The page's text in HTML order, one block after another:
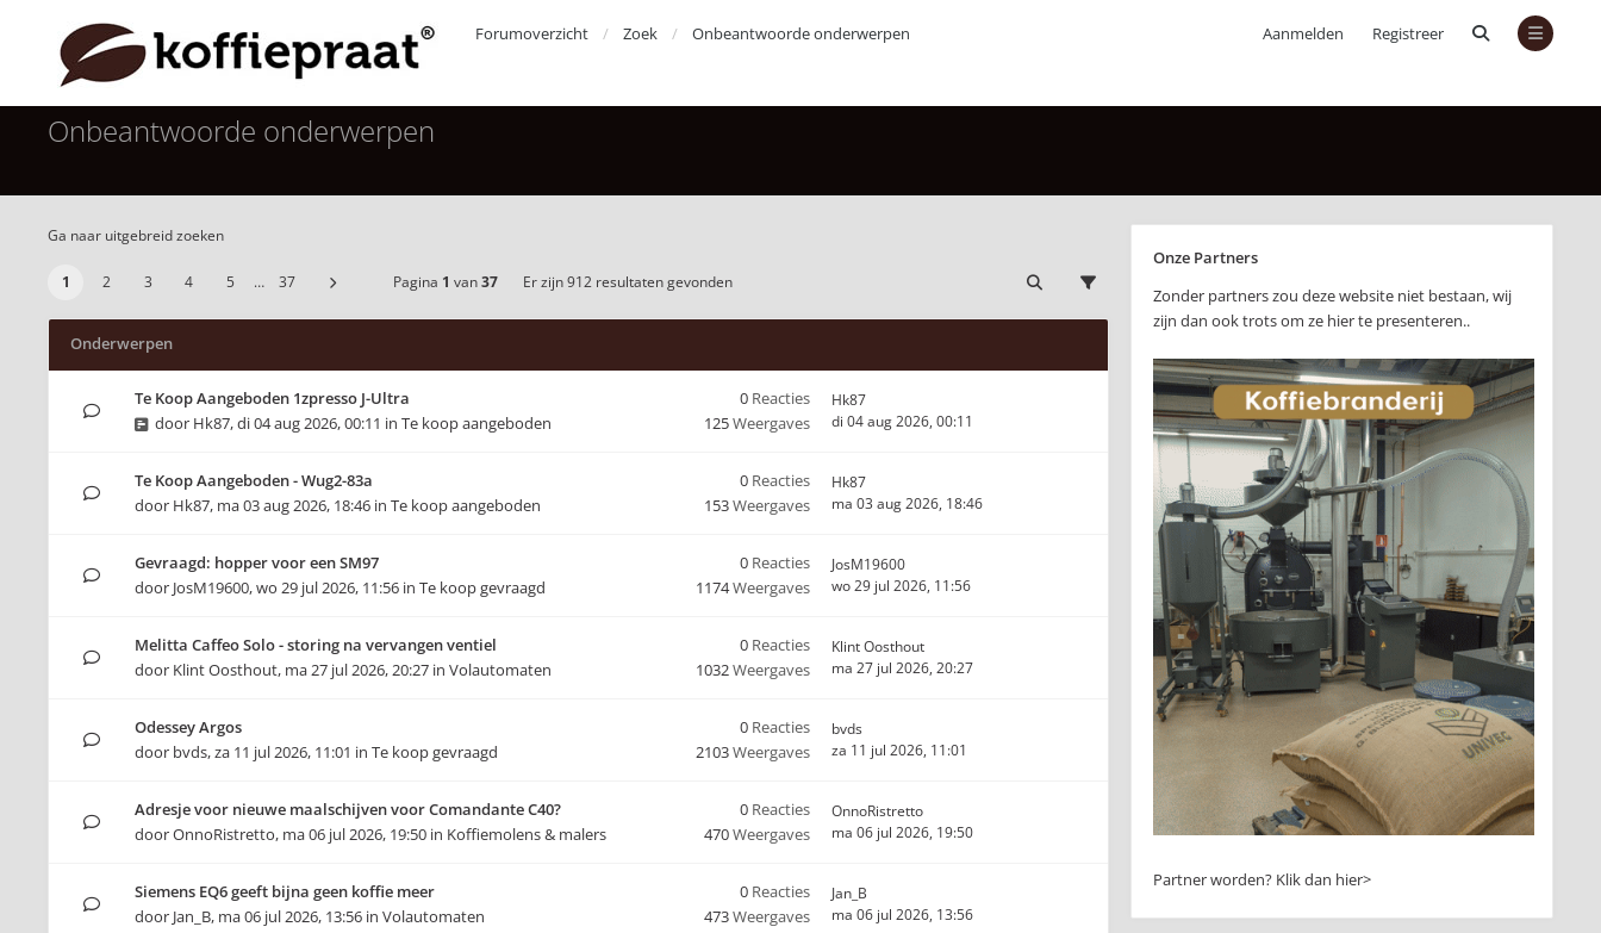
Aanmelden Registreer
Forumoverzicht Zoek Onbeantwoorde onderwerpen
Onbeantwoorde onderwerpen
Ga naar uitgebreid zoeken
1 2 3 4 5 … 37 Pagina 1 van37 Er zijn 912 resultaten gevonden
Onderwerpen
Te Koop Aangeboden 1zpresso J-Ultra
door Hk87,di 04 aug 2026, 00:11 in Te koop aangeboden
0 Reacties
125Weergaves
Hk87
di 04 aug 2026, 00:11
Te Koop Aangeboden - Wug2-83a
door Hk87, ma 03 aug 2026, 18:46 in Te koop aangeboden
0 Reacties
153Weergaves
Hk87
ma 03 aug 2026, 18:46
Gevraagd: hopper voor een SM97
door JosM19600,wo 29 jul 2026, 11:56 in Te koop gevraagd
0 Reacties
1174Weergaves
JosM19600
wo 29 jul 2026, 11:56
Melitta Caffeo Solo - storing na vervangen ventiel
door Klint Oosthout, ma 27 jul 2026, 20:27 in Volautomaten
0 Reacties
1032Weergaves
Klint Oosthout
ma 27 jul 2026, 20:27
Odessey Argos
door bvds,za 11 jul 2026, 11:01 in Te koop gevraagd
0 Reacties
2103Weergaves
bvds
za 11 jul 2026, 11:01
Adresje voor nieuwe maalschijven voor Comandante C40?
doorOnnoRistretto, ma 06 jul 2026, 19:50 in Koffiemolens & malers
0 Reacties
470Weergaves
OnnoRistretto
ma 06 jul 2026, 19:50
Siemens EQ6 geeft bijna geen koffie meer
door Jan_B, ma 06 jul 2026, 13:56 in Volautomaten
0 Reacties
473Weergaves
Jan_B
ma 06 jul 2026, 13:56
Onze Partners
Zonder partners zou deze website niet bestaan, wij
zijn dan ook trots om ze hier te presenteren..
Partner worden? Klik dan hier>